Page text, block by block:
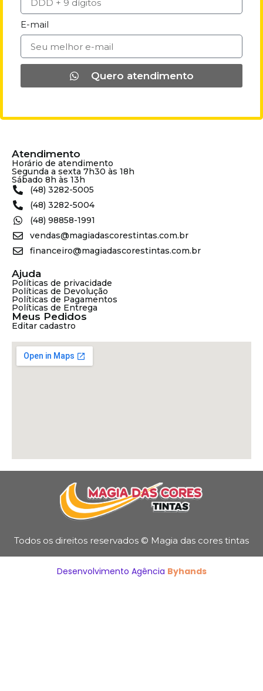
E-mail
Quero atendimento
Atendimento
Horário de atendimento
Segunda a sexta 7h30 às 18h
Sábado 8h às 13h
(48) 3282-5005
(48) 3282-5004
(48) 98858-1991
vendas@magiadascorestintas.com.br
financeiro@magiadascorestintas.com.br
Ajuda
Políticas de privacidade
Políticas de Devolução
Políticas de Pagamentos
Políticas de Entrega
Meus Pedidos
Editar cadastro
Todos os direitos reservados © Magia das cores tintas
Desenvolvimento Agência Byhands